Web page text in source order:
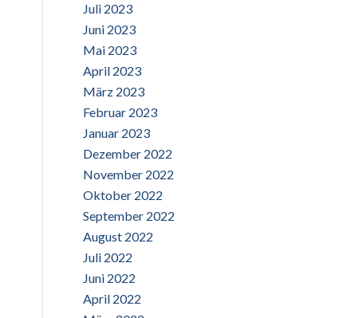
Juli 2023
Juni 2023
Mai 2023
April 2023
März 2023
Februar 2023
Januar 2023
Dezember 2022
November 2022
Oktober 2022
September 2022
August 2022
Juli 2022
Juni 2022
April 2022